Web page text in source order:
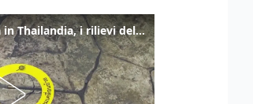
Sparatoria in una scuola in Thailandia, i rilievi della polizia